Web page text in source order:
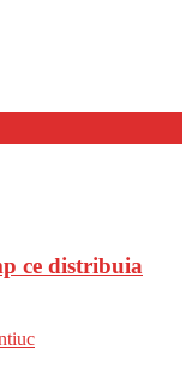
ce distribuia